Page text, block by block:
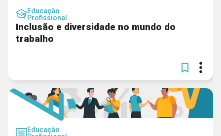
Educação
Profissional
Inclusão e diversidade no mundo do
trabalho
Educação